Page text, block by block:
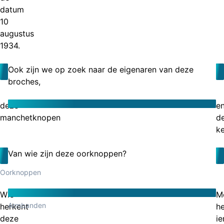
datum
10
augustus
1934.
Ook zijn we op zoek naar de eigenaren van deze
broches,
deze
manchetknopen
Oorknoppen
Van wie zijn deze oorknoppen?
Wie
herkent
deze
Armbanden